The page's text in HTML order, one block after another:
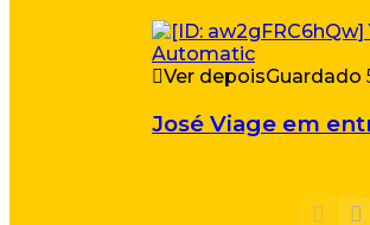
Ver depoisGuardado
José Viage em